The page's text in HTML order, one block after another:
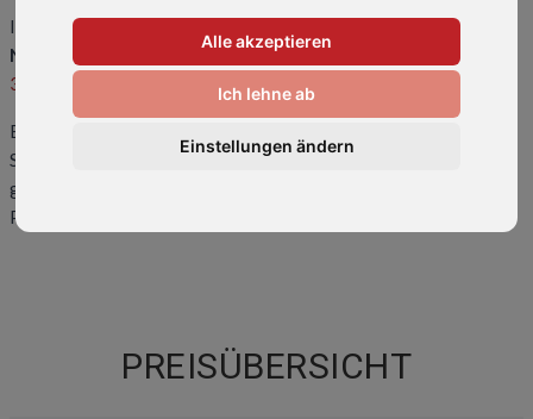
Alle akzeptieren
Ich lehne ab
Einstellungen ändern
Ihr Smartphone ist kaputt oder hat einen Fehler? Wir bringen Ihr
Nokia 2.3
wieder zum Laufen! Rufen Sie uns an unter
0511-
34082318
oder kommen Sie direkt vorbei.
Eine
Sie weiter unten auf dieser Seite. Sollte ihr Problem hier nicht
gelistet sein, kontaktieren Sie uns bitte. Wir können auch Ihr
Problem lösen!
PREISÜBERSICHT